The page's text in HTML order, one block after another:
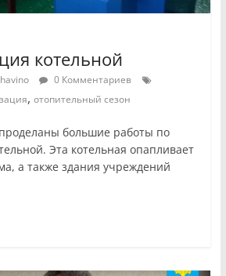
котельной
0 Комментариев
, отопительный сезон
большие работы по
Эта котельная опапливает
а также здания учреждений